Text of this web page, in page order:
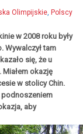
Olimpijskie, Polscy
w 2008 roku były
Wywalczył tam
się, że u
okazję
w stolicy Chin.
aby